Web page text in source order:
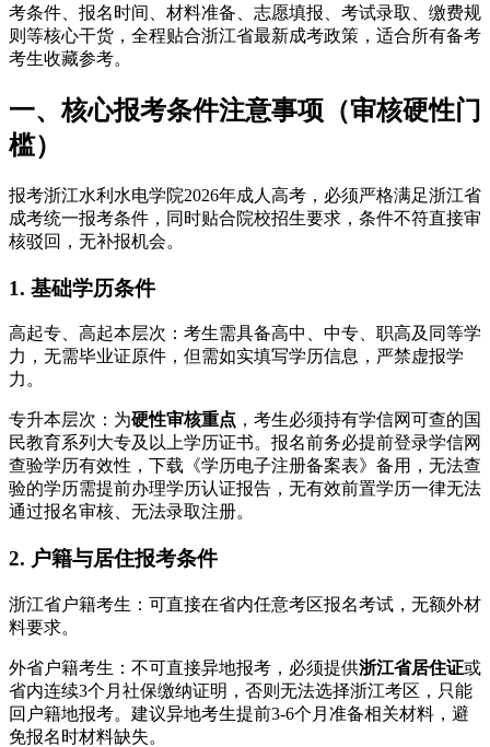
考条件、报名时间、材料准备、志愿填报、考试录取、缴费规
则等核心干货，全程贴合浙江省最新成考政策，适合所有备考
考生收藏参考。
一、核心报考条件注意事项（审核硬性门
槛）
报考浙江水利水电学院2026年成人高考，必须严格满足浙江省
成考统一报考条件，同时贴合院校招生要求，条件不符直接审
核驳回，无补报机会。
1. 基础学历条件
高起专、高起本层次：考生需具备高中、中专、职高及同等学
力，无需毕业证原件，但需如实填写学历信息，严禁虚报学
力。
专升本层次：为硬性审核重点 ，考生必须持有学信网可查的国
民教育系列大专及以上学历证书。报名前务必提前登录学信网
查验学历有效性，下载《学历电子注册备案表》备用，无法查
验的学历需提前办理学历认证报告，无有效前置学历一律无法
通过报名审核、无法录取注册。
2. 户籍与居住报考条件
浙江省户籍考生：可直接在省内任意考区报名考试，无额外材
料要求。
外省户籍考生：不可直接异地报考，必须提供浙江省居住证或
省内连续3个月社保缴纳证明，否则无法选择浙江考区，只能
回户籍地报考。建议异地考生提前3-6个月准备相关材料，避
免报名时材料缺失。